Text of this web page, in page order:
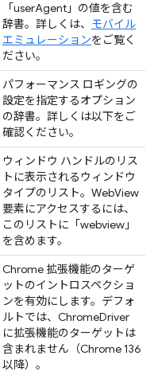
「userAgent」の値を含む
辞書。詳しくは、 モバイル
エミュレーションをご覧く
ださい。
パフォーマンス ロギングの
設定を指定するオプション
の辞書。詳しくは以下をご
確認ください。
ウィンドウ ハンドルのリス
トに表示されるウィンドウ
タイプのリスト。WebView
要素にアクセスするには、
このリストに「webview」
を含めます。
Chrome 拡張機能のターゲ
ットのイントロスペクショ
ンを有効にします。デフォ
ルトでは、ChromeDriver
に拡張機能のターゲットは
含まれません（Chrome 136
以降）。